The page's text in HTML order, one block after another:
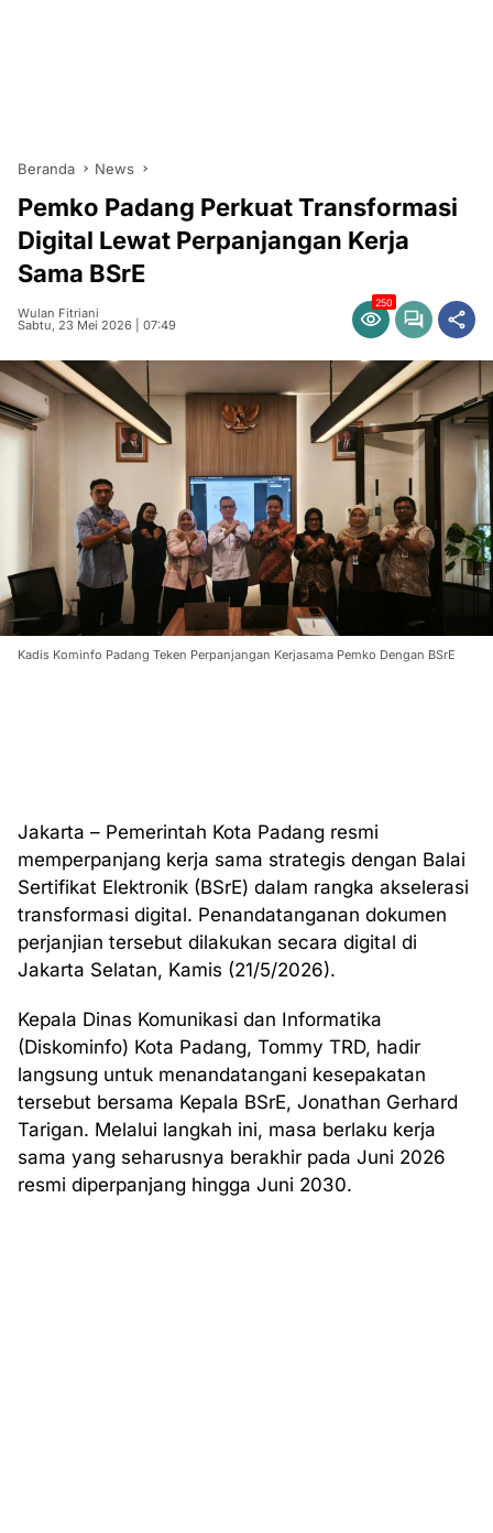
Beranda News
Pemko Padang Perkuat Transformasi
Digital Lewat Perpanjangan Kerja
Sama BSrE
Wulan Fitriani
Sabtu, 23 Mei 2026 | 07:49
250
Kadis Kominfo Padang Teken Perpanjangan Kerjasama Pemko Dengan BSrE
Jakarta – Pemerintah Kota Padang resmi
memperpanjang kerja sama strategis dengan Balai
Sertifikat Elektronik (BSrE) dalam rangka akselerasi
transformasi digital. Penandatanganan dokumen
perjanjian tersebut dilakukan secara digital di
Jakarta Selatan, Kamis (21/5/2026).
Kepala Dinas Komunikasi dan Informatika
(Diskominfo) Kota Padang, Tommy TRD, hadir
langsung untuk menandatangani kesepakatan
tersebut bersama Kepala BSrE, Jonathan Gerhard
Tarigan. Melalui langkah ini, masa berlaku kerja
sama yang seharusnya berakhir pada Juni 2026
resmi diperpanjang hingga Juni 2030.